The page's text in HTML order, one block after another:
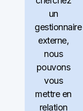
un
gestionnaire
externe,
nous
pouvons
vous
mettre en
relation